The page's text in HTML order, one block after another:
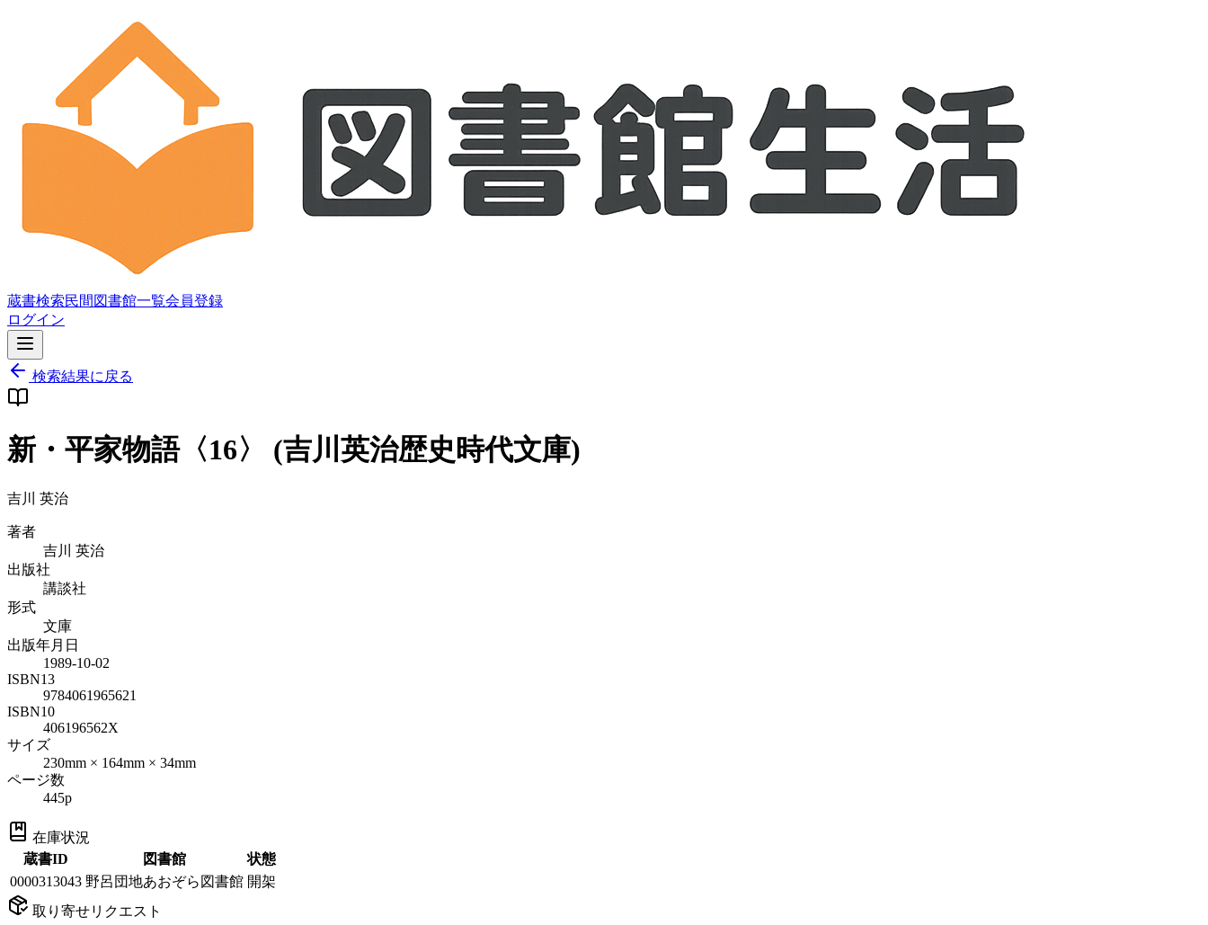
蔵書検索民間図書館一覧会員登録
ログイン
検索結果に戻る
新・平家物語〈16〉 (吉川英治歴史時代文庫)
吉川 英治
著者
吉川 英治
出版社
講談社
形式
文庫
出版年月日
1989-10-02
ISBN13
9784061965621
ISBN10
406196562X
サイズ
230mm × 164mm × 34mm
ページ数
445p
在庫状況
蔵書ID
図書館
状態
0000313043 野呂団地あおぞら図書館 開架
取り寄せリクエスト